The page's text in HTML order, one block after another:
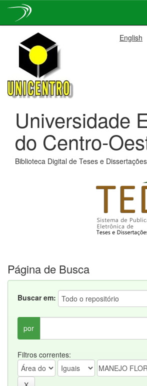
navigation
English
Universidade
do Centro-
Biblioteca Digital de Teses e Dissertações
Página de Busca
Buscar em:
por
Filtros correntes: